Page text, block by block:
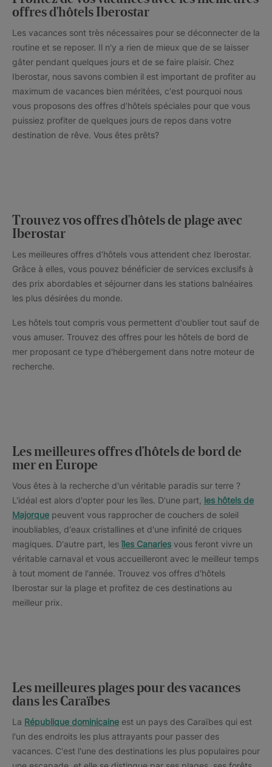
offres d'hôtels Iberostar
Les vacances sont très nécessaires pour se déconnecter de la
routine et se reposer. Il n'y a rien de mieux que de se laisser
gâter pendant quelques jours et de se faire plaisir. Chez
Iberostar, nous savons combien il est important de profiter au
maximum de vacances bien méritées, c'est pourquoi nous
vous proposons des offres d’hôtels spéciales pour que vous
puissiez profiter de quelques jours de repos dans votre
destination de rêve. Vous êtes prêts?
Trouvez vos offres d'hôtels de plage avec
Iberostar
Les meilleures offres d’hôtels vous attendent chez Iberostar.
Grâce à elles, vous pouvez bénéficier de services exclusifs à
des prix abordables et séjourner dans les stations balnéaires
les plus désirées du monde.
Les hôtels tout compris vous permettent d'oublier tout sauf de
vous amuser. Trouvez des offres pour les hôtels de bord de
mer proposant ce type d'hébergement dans notre moteur de
recherche.
Les meilleures offres d'hôtels de bord de
mer en Europe
Vous êtes à la recherche d'un véritable paradis sur terre ?
L'idéal est alors d'opter pour les îles. D'une part, les hôtels de
Majorque peuvent vous rapprocher de couchers de soleil
inoubliables, d'eaux cristallines et d'une infinité de criques
magiques. D'autre part, les îles Canaries vous feront vivre un
véritable carnaval et vous accueilleront avec le meilleur temps
à tout moment de l'année. Trouvez vos offres d'hôtels
Iberostar sur la plage et profitez de ces destinations au
meilleur prix.
Les meilleures plages pour des vacances
dans les Caraïbes
La République dominicaine est un pays des Caraïbes qui est
l'un des endroits les plus attrayants pour passer des
vacances. C'est l'une des destinations les plus populaires pour